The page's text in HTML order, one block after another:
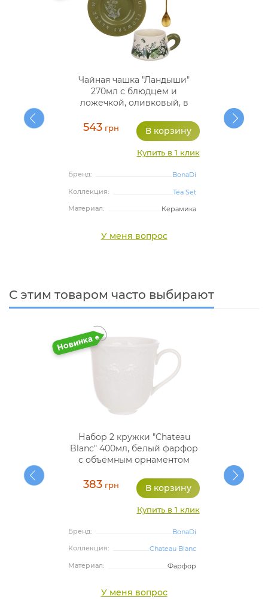
Чайная чашка "Ландыши"
270мл с блюдцем и
ложечкой, оливковый, в
543 грн
Купить в 1 клик
Бренд:
BonaDi
Коллекция:
Tea Set
Материал:
Керамика
У меня вопрос
С этим товаром часто выбирают
Набор 2 кружки "Chateau
Blanc" 400мл, белый фарфор
с объемным орнаментом
383 грн
Купить в 1 клик
Бренд:
BonaDi
Коллекция:
Chateau Blanc
Материал:
Фарфор
У меня вопрос